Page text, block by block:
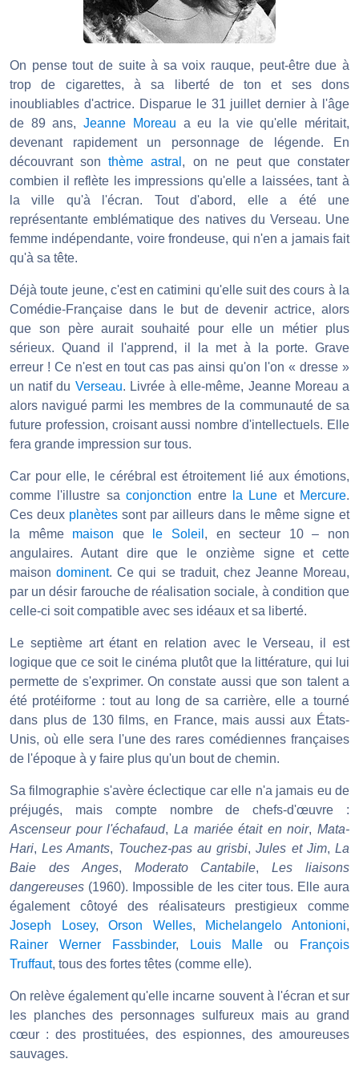
On pense tout de suite à sa voix rauque, peut-être due à
trop de cigarettes, à sa liberté de ton et ses dons
inoubliables d'actrice. Disparue le 31 juillet dernier à l'âge
de 89 ans,Jeanne Moreau a eu la vie qu'elle méritait,
devenant rapidement un personnage de légende. En
découvrant sonthème astral , on ne peut que constater
combien il reflète les impressions qu'elle a laissées, tant à
la ville qu'à l'écran. Tout d'abord, elle a été une
représentante emblématique des natives du Verseau. Une
femme indépendante, voire frondeuse, qui n'en a jamais fait
qu'à sa tête.
Déjà toute jeune, c'est en catimini qu'elle suit des cours à la
Comédie-Française dans le but de devenir actrice, alors
que son père aurait souhaité pour elle un métier plus
sérieux. Quand il l'apprend, il la met à la porte. Grave
erreur ! Ce n'est en tout cas pas ainsi qu'on l'on « dresse »
un natif du Verseau. Livrée à elle-même, Jeanne Moreau a
alors navigué parmi les membres de la communauté de sa
future profession, croisant aussi nombre d'intellectuels. Elle
fera grande impression sur tous.
Car pour elle, le cérébral est étroitement lié aux émotions,
comme l'illustre saconjonction entre la Lune et Mercure.
Ces deux planètes sont par ailleurs dans le même signe et
la même maison que le Soleil , en secteur 10 – non
angulaires. Autant dire que le onzième signe et cette
maisondominent. Ce qui se traduit, chez Jeanne Moreau,
par un désir farouche de réalisation sociale, à condition que
celle-ci soit compatible avec ses idéaux et sa liberté.
Le septième art étant en relation avec le Verseau, il est
logique que ce soit le cinéma plutôt que la littérature, qui lui
permette de s'exprimer. On constate aussi que son talent a
été protéiforme : tout au long de sa carrière, elle a tourné
dans plus de 130 films, en France, mais aussi aux États-
Unis, où elle sera l'une des rares comédiennes françaises
de l'époque à y faire plus qu'un bout de chemin.
Sa filmographie s'avère éclectique car elle n'a jamais eu de
préjugés, mais compte nombre de chefs-d'œuvre :
Ascenseur pour l'échafaud, La mariée était en noir, Mata-
Hari,Les Amants, Touchez-pas au grisbi,Jules et Jim,La
Baie des Anges, Moderato Cantabile,Les liaisons
dangereuses (1960). Impossible de les citer tous. Elle aura
également côtoyé des réalisateurs prestigieux comme
Joseph Losey,Orson Welles, Michelangelo Antonioni,
Rainer Werner Fassbinder, Louis Malle ou
François
Truffaut, tous des fortes têtes (comme elle).
On relève également qu'elle incarne souvent à l'écran et sur
les planches des personnages sulfureux mais au grand
cœur : des prostituées, des espionnes, des amoureuses
sauvages.